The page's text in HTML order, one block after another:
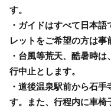
す。
・ガイドはすべて日本
レットをご希望の方は事
・台風等荒天、酷暑時
行中止とします。
・道後温泉駅前から石
す。また、行程内に車椅